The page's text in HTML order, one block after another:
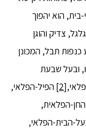
בית, הוא יהפוך
צדיק והוגן
כנפות תבל, המכונן
ובעל שבעת
[2]
הפיל-הפלאי,
הפלאית,
הבית-הפלאי,